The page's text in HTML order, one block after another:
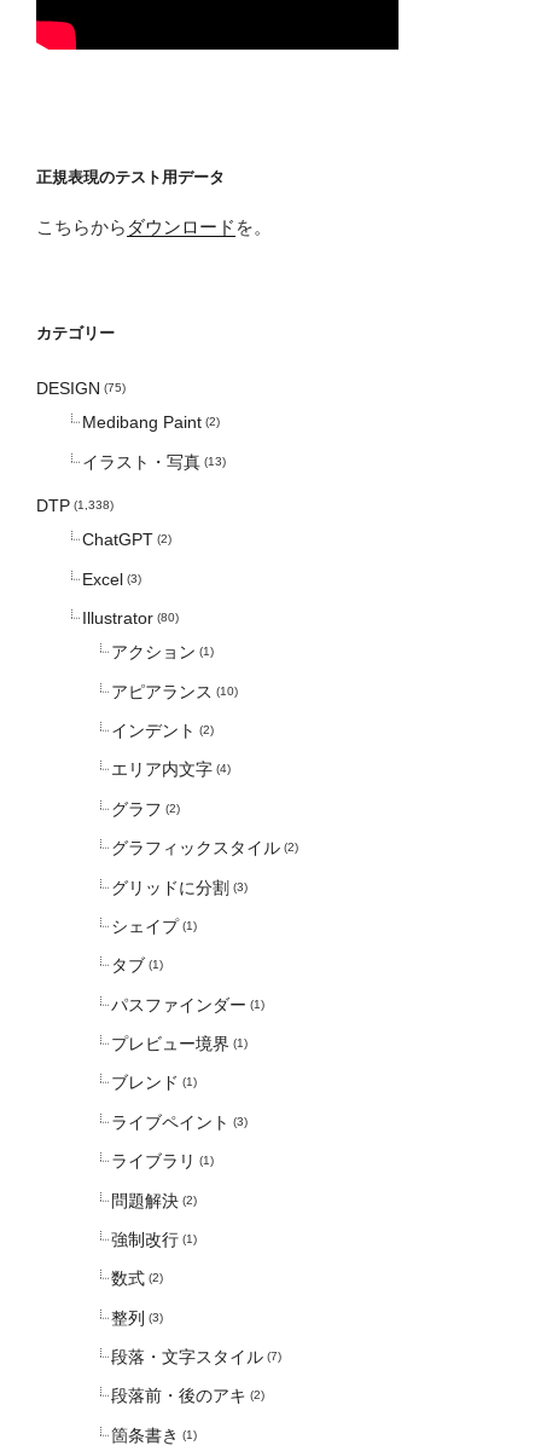
正規表現のテスト用データ
こちらから ダウンロード を。
カテゴリー
DESIGN (75)
Medibang Paint (2)
イラスト・写真 (13)
DTP (1,338)
ChatGPT (2)
Excel (3)
Illustrator (80)
アクション (1)
アピアランス (10)
インデント (2)
エリア内文字 (4)
グラフ (2)
グラフィックスタイル (2)
グリッドに分割 (3)
シェイプ (1)
タブ (1)
パスファインダー (1)
プレビュー境界 (1)
ブレンド (1)
ライブペイント (3)
ライブラリ (1)
問題解決 (2)
強制改行 (1)
数式 (2)
整列 (3)
段落・文字スタイル (7)
段落前・後のアキ (2)
箇条書き (1)